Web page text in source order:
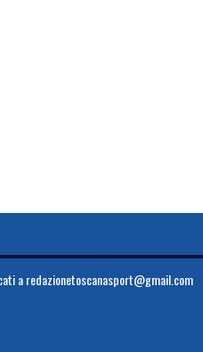
aredazionetoscanasport@gmail.com